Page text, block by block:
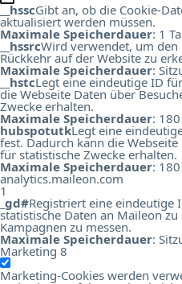
__hsscGibt an, ob die Cookie-
aktualisiert werden müssen.
Maximale Speicherdauer: 1
__hssrcWird verwendet, um den
Rückkehr auf der Website zu
Maximale Speicherdauer:
__hstcLegt eine eindeutige ID
die Webseite Daten über
Zwecke erhalten.
Maximale Speicherdauer:
hubspotutkLegt eine
fest. Dadurch kann die
für statistische Zwecke erhalten.
Maximale Speicherdauer:
analytics.maileon.com
1
_gd#Registriert eine eindeutige
statistische Daten an Maileon
Kampagnen zu messen.
Maximale Speicherdauer:
Marketing 8
Marketing-Cookies werden